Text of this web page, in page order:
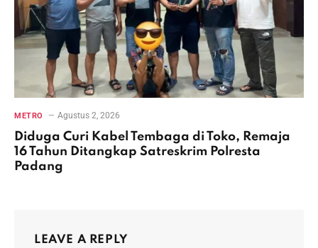
METRO Agustus 2, 2026
Diduga Curi Kabel Tembaga di Toko, Remaja
16 Tahun Ditangkap Satreskrim Polresta
Padang
LEAVE A REPLY